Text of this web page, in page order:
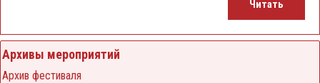
торговые ряды ярмарка сельхозпродуктов и сельские
подворья. Здесь же проходил конкурс на лучшее блюдо
сельской кухни.
Читать
Архивы мероприятий
Архив фестиваля